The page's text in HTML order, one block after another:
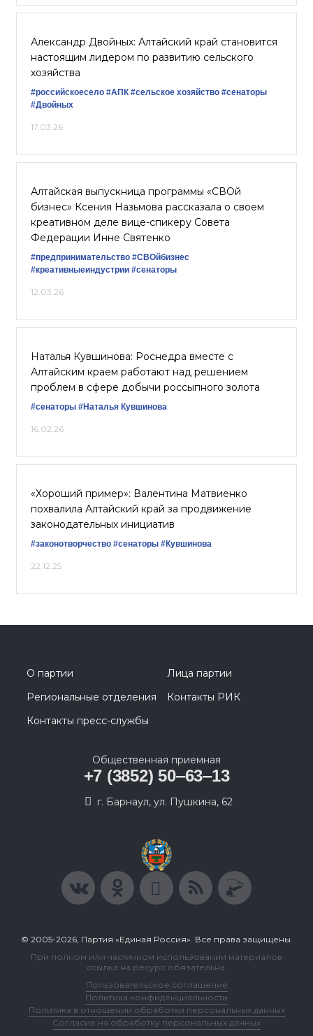
Александр Двойных: Алтайский край становится
настоящим лидером по развитию сельского
хозяйства
#российскоесело #АПК #сельское хозяйство #сенаторы
#Двойных
17.03.26
Алтайская выпускница программы «СВОй
бизнес» Ксения Назьмова рассказала о своем
креативном деле вице-спикеру Совета
Федерации Инне Святенко
#предпринимательство #СВОйбизнес
#креативныеиндустрии #сенаторы
12.03.26
Наталья Кувшинова: Роснедра вместе с
Алтайским краем работают над решением
проблем в сфере добычи россыпного золота
#сенаторы #Наталья Кувшинова
16.02.26
«Хороший пример»: Валентина Матвиенко
похвалила Алтайский край за продвижение
законодательных инициатив
#законотворчество #сенаторы #Кувшинова
22.12.25
О партии
Лица партии
Региональные отделения
Контакты РИК
Контакты пресс-службы
Общественная приемная
+7 (3852) 50‒63‒13
г. Барнаул, ул. Пушкина, 62
© 2005-2026, Партия «Единая Россия». Все права защищены.
При полном или частичном использовании материалов
ссылка на ресурс обязательна.
Пользовательское соглашение
Политика конфиденциальности
Политика в отношении обработки персональных данных
Согласие на обработку персональных данных